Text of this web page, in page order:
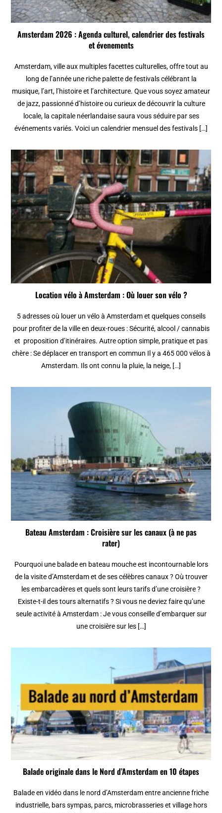
Amsterdam 2026 : Agenda culturel, calendrier des festivals
et évenements
Amsterdam, ville aux multiples facettes culturelles, offre tout au
long de l’année une riche palette de festivals célébrant la
musique, l’art, l’histoire et l’architecture. Que vous soyez amateur
de jazz, passionné d’histoire ou curieux de découvrir la culture
locale, la capitale néerlandaise saura vous séduire par ses
événements variés. Voici un calendrier mensuel des festivals […]
Location vélo à Amsterdam : Où louer son vélo ?
5 adresses où louer un vélo à Amsterdam et quelques conseils
pour profiter de la ville en deux-roues : Sécurité, alcool / cannabis
et proposition d’itinéraires. Autre option simple, pratique et pas
chère : Se déplacer en transport en commun Il y a 465 000 vélos à
Amsterdam. Ils ont connu la pluie, la neige, […]
Bateau Amsterdam : Croisière sur les canaux (à ne pas
rater)
Pourquoi une balade en bateau mouche est incontournable lors
de la visite d’Amsterdam et de ses célèbres canaux ? Où trouver
les embarcadères et quels sont leurs tarifs d’une croisière ?
Existe-t-il des tours alternatifs ? Si vous ne deviez faire qu’une
seule activité à Amsterdam : Je vous conseille d’embarquer sur
une croisière sur les […]
Balade originale dans le Nord d’Amsterdam en 10 étapes
Balade en vidéo dans le nord d’Amsterdam entre ancienne friche
industrielle, bars sympas, parcs, microbrasseries et village hors